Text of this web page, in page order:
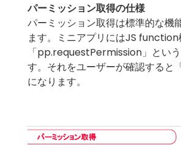
パーミッション取得の仕様
パーミッション取得は標準的な機
ます。ミニアプリにはJS function
「pp.requestPermission」とい
す。それをユーザーが確認すると
になります。